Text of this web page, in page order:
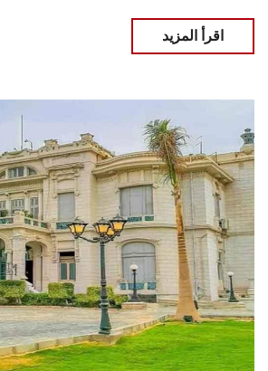
اقرأ المزيد